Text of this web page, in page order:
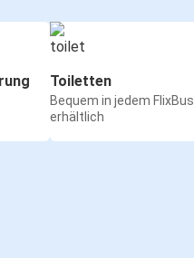
Toiletten
Bequem in jedem FlixBus
erhältlich